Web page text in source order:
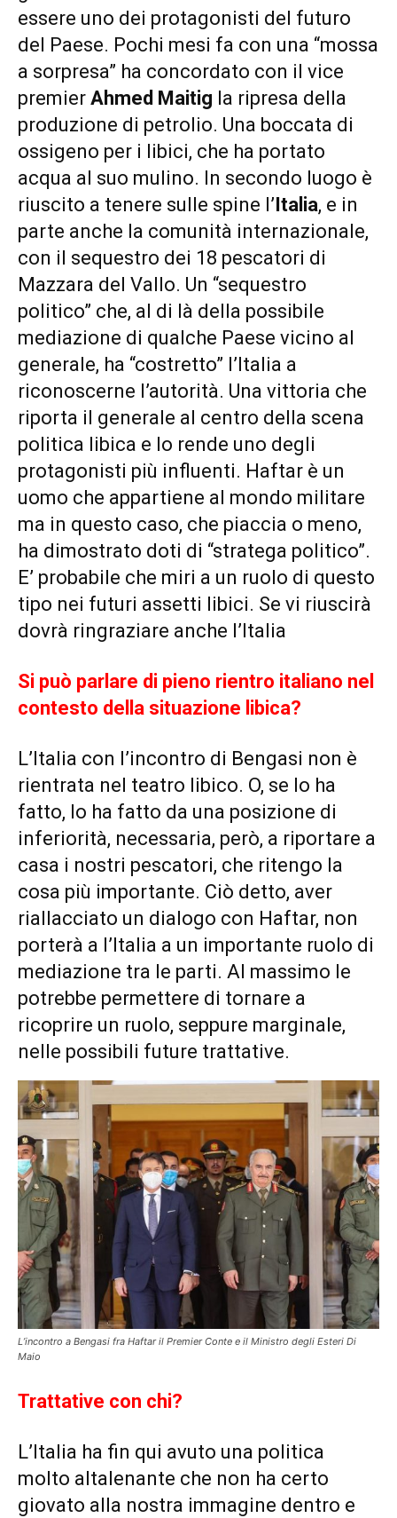
essere uno dei protagonisti del futuro
del Paese. Pochi mesi fa con una “mossa
a sorpresa” ha concordato con il vice
premier Ahmed Maitig la ripresa della
produzione di petrolio. Una boccata di
ossigeno per i libici, che ha portato
acqua al suo mulino. In secondo luogo è
riuscito a tenere sulle spine l’Italia, e in
parte anche la comunità internazionale,
con il sequestro dei 18 pescatori di
Mazzara del Vallo. Un “sequestro
politico” che, al di là della possibile
mediazione di qualche Paese vicino al
generale, ha “costretto” l’Italia a
riconoscerne l’autorità. Una vittoria che
riporta il generale al centro della scena
politica libica e lo rende uno degli
protagonisti più influenti. Haftar è un
uomo che appartiene al mondo militare
ma in questo caso, che piaccia o meno,
ha dimostrato doti di “stratega politico”.
E’ probabile che miri a un ruolo di questo
tipo nei futuri assetti libici. Se vi riuscirà
dovrà ringraziare anche l’Italia
Si può parlare di pieno rientro italiano nel
contesto della situazione libica?
L’Italia con l’incontro di Bengasi non è
rientrata nel teatro libico. O, se lo ha
fatto, lo ha fatto da una posizione di
inferiorità, necessaria, però, a riportare a
casa i nostri pescatori, che ritengo la
cosa più importante. Ciò detto, aver
riallacciato un dialogo con Haftar, non
porterà a l’Italia a un importante ruolo di
mediazione tra le parti. Al massimo le
potrebbe permettere di tornare a
ricoprire un ruolo, seppure marginale,
nelle possibili future trattative.
L’incontro a Bengasi fra Haftar il Premier Conte e il Ministro degli Esteri Di
Maio
Trattative con chi?
L’Italia ha fin qui avuto una politica
molto altalenante che non ha certo
giovato alla nostra immagine dentro e